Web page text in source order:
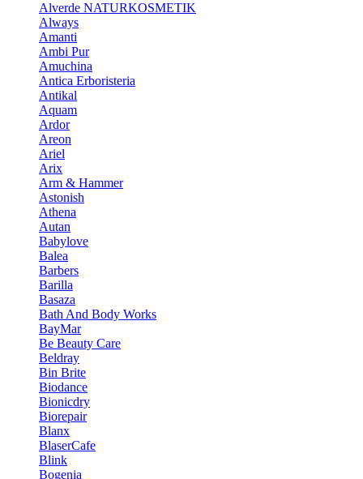
Alverde NATURKOSMETIK
Always
Amanti
Ambi Pur
Amuchina
Antica Erboristeria
Antikal
Aquam
Ardor
Areon
Ariel
Arix
Arm & Hammer
Astonish
Athena
Autan
Babylove
Balea
Barbers
Barilla
Basaza
Bath And Body Works
BayMar
Be Beauty Care
Beldray
Bin Brite
Biodance
Bionicdry
Biorepair
Blanx
BlaserCafe
Blink
Bogenia